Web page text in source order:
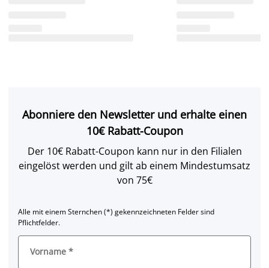
Abonniere den Newsletter und erhalte einen
10€ Rabatt-Coupon
Der 10€ Rabatt-Coupon kann nur in den Filialen
eingelöst werden und gilt ab einem Mindestumsatz
von 75€
Alle mit einem Sternchen (*) gekennzeichneten Felder sind
Pflichtfelder.
Vorname *